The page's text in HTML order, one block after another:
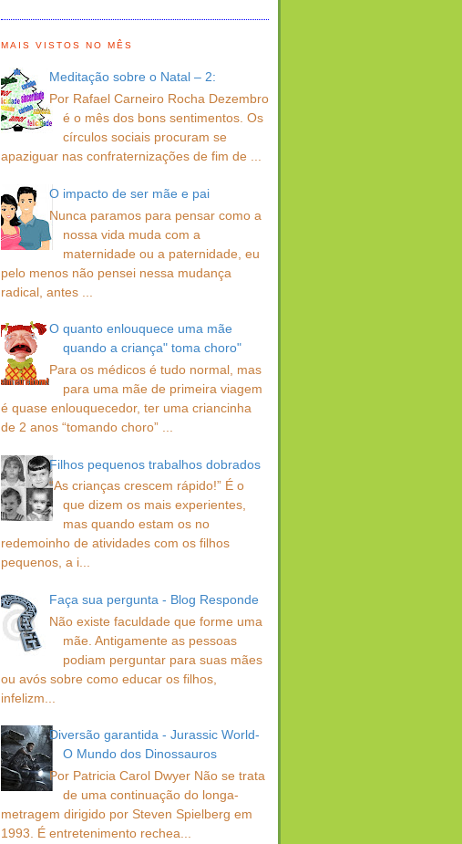
MAIS VISTOS NO MÊS
Meditação sobre o Natal – 2:
Por Rafael Carneiro Rocha Dezembro
é o mês dos bons sentimentos. Os
círculos sociais procuram se
apaziguar nas confraternizações de fim de ...
O impacto de ser mãe e pai
Nunca paramos para pensar como a
nossa vida muda com a
maternidade ou a paternidade, eu
pelo menos não pensei nessa mudança
radical, antes ...
O quanto enlouquece uma mãe
quando a criança" toma choro"
Para os médicos é tudo normal, mas
para uma mãe de primeira viagem
é quase enlouquecedor, ter uma criancinha
de 2 anos “tomando choro” ...
Filhos pequenos trabalhos dobrados
“As crianças crescem rápido!” É o
que dizem os mais experientes,
mas quando estam os no
redemoinho de atividades com os filhos
pequenos, a i...
Faça sua pergunta - Blog Responde
Não existe faculdade que forme uma
mãe. Antigamente as pessoas
podiam perguntar para suas mães
ou avós sobre como educar os filhos,
infelizm...
Diversão garantida - Jurassic World-
O Mundo dos Dinossauros
Por Patricia Carol Dwyer Não se trata
de uma continuação do longa-
metragem dirigido por Steven Spielberg em
1993. É entretenimento rechea...